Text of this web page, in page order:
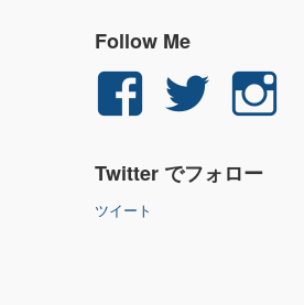
Follow Me
ん ん
Twitter でフォロー
ツイート